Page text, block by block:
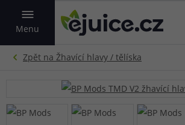
Menu
VYHLEDAT